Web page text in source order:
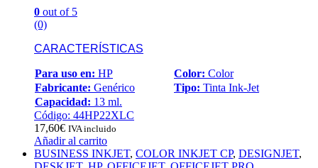
0 out of 5
(0)
CARACTERÍSTICAS
Para uso en: HP Color: Color
Fabricante: Genérico Tipo: Tinta Ink-Jet
Capacidad: 13 ml.
Código: 44HP22XLC
17,60€ IVA incluido
Añadir al carrito
BUSINESS INKJET, COLOR INKJET CP, DESIGNJET,